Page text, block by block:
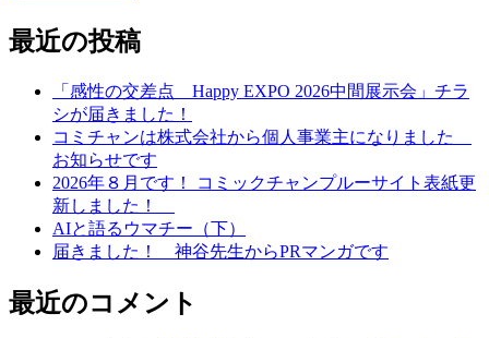
ビ
投
稿:
最近の投稿
「感性の交差点 Happy EXPO 2026中間展示会」チラ
シが届きました！
コミチャンは株式会社から個人事業主になりました
お知らせです
2026年８月です！ コミックチャンプルーサイト表紙更
新しました！
AIと語るウマチー（下）
届きました！ 神谷先生からPRマンガです
最近のコメント